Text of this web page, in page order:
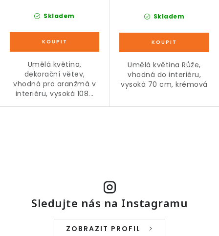
Skladem
Umělá květina,
dekorační větev,
vhodná pro aranžmá v
interiéru, vysoká 108...
Skladem
Umělá květina Růže,
vhodná do interiéru,
vysoká 70 cm, krémová
Sledujte nás na Instagramu
ZOBRAZIT PROFIL